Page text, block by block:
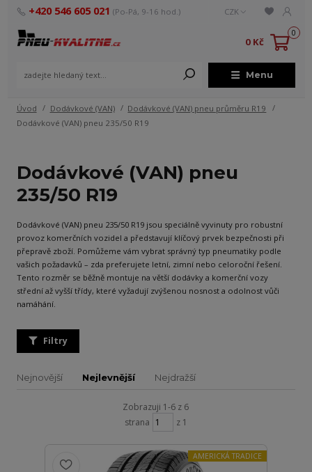
Menu
CZK
+420 546 605 021 (Po-Pá, 9-16 hod.)
0
0 Kč
Úvod Dodávkové (VAN)
Dodávkové (VAN) pneu průměru R19
Dodávkové (VAN) pneu 235/50 R19
Dodávkové (VAN) pneu
235/50 R19
Dodávkové (VAN) pneu 235/50 R19 jsou speciálně vyvinuty pro robustní
provoz komerčních vozidel a představují klíčový prvek bezpečnosti při
přepravě zboží. Pomůžeme vám vybrat správný typ pneumatiky podle
vašich požadavků – zda preferujete letní, zimní nebo celoroční řešení.
Tento rozměr se běžně montuje na větší dodávky a komerční vozy
střední až vyšší třídy, které vyžadují zvýšenou nosnost a odolnost vůči
namáhání.
Filtry
Nejnovější Nejlevnější Nejdražší
Zobrazuji 1-6 z 6
strana
z 1
AMERICKÁ TRADICE